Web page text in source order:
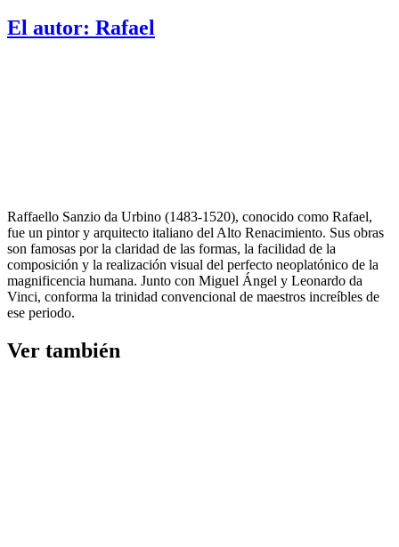
El autor: Rafael
Raffaello Sanzio da Urbino (1483-1520), conocido como Rafael,
fue un pintor y arquitecto italiano del Alto Renacimiento. Sus obras
son famosas por la claridad de las formas, la facilidad de la
composición y la realización visual del perfecto neoplatónico de la
magnificencia humana. Junto con Miguel Ángel y Leonardo da
Vinci, conforma la trinidad convencional de maestros increíbles de
ese periodo.
Ver también